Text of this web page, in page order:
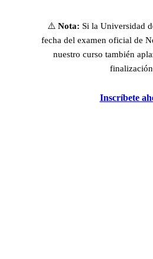
⚠️ Nota: Si la Universidad
fecha del examen oficial de
nuestro curso también
Inscríbete